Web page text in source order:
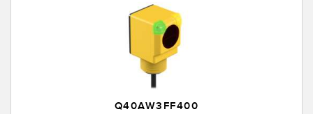
Software de Configuración para Sensor GUI
Q40AW3FF400